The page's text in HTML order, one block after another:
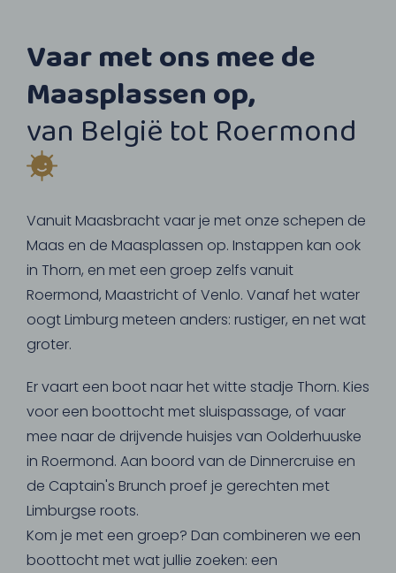
Vaar met ons mee de
Maasplassen op,
van België tot Roermond
Vanuit Maasbracht vaar je met onze schepen de
Maas en de Maasplassen op. Instappen kan ook
in Thorn, en met een groep zelfs vanuit
Roermond, Maastricht of Venlo. Vanaf het water
oogt Limburg meteen anders: rustiger, en net wat
groter.
Er vaart een boot naar het witte stadje Thorn. Kies
voor een boottocht met sluispassage, of vaar
mee naar de drijvende huisjes van Oolderhuuske
in Roermond. Aan boord van de Dinnercruise en
de Captain's Brunch proef je gerechten met
Limburgse roots.
Kom je met een groep? Dan combineren we een
boottocht met wat jullie zoeken: een